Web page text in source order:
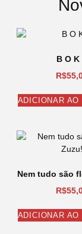
B O K
R$
ADICIONAR AO
Nem tudo são
R$
ADICIONAR AO